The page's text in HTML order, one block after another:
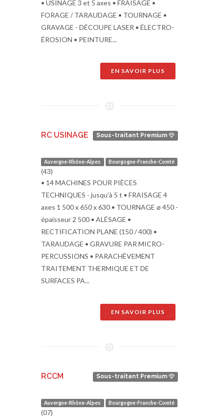
• USINAGE 3 et 5 axes • FRAISAGE •
FORAGE / TARAUDAGE • TOURNAGE •
GRAVAGE - DÉCOUPE LASER • ÉLECTRO-
ÉROSION • PEINTURE...
EN SAVOIR PLUS
Sous-traitant Premium
RC USINAGE
Auvergne-Rhône-Alpes Bourgogne-Franche-Comté
(43)
• 14 MACHINES POUR PIÈCES
TECHNIQUES - jusqu'à 5 t • FRAISAGE 4
axes 1 500 x 650 x 630 • TOURNAGE ø 450 -
épaisseur 2 500 • ALÉSAGE •
RECTIFICATION PLANE (150 / 400) •
TARAUDAGE • GRAVURE PAR MICRO-
PERCUSSIONS • PARACHÈVEMENT
TRAITEMENT THERMIQUE ET DE
SURFACES PA...
EN SAVOIR PLUS
Sous-traitant Premium
RCCM
Auvergne-Rhône-Alpes Bourgogne-Franche-Comté
(07)